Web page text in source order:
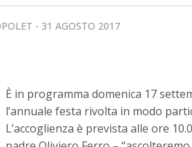
31 AGOSTO 2017
È in programma domenica 17
l’annuale festa rivolta in modo
L’accoglienza è prevista alle ore